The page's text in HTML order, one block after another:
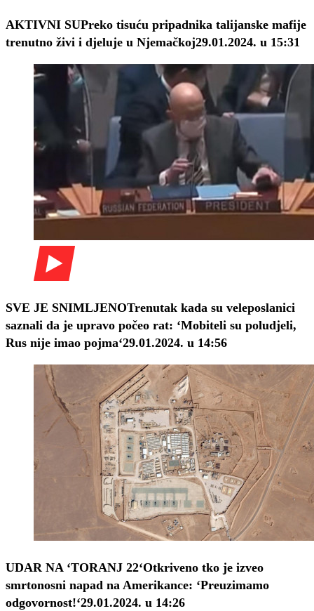
AKTIVNI SUPreko tisuću pripadnika talijanske mafije
trenutno živi i djeluje u Njemačkoj29.01.2024. u 15:31
SVE JE SNIMLJENOTrenutak kada su veleposlanici
saznali da je upravo počeo rat: ‘Mobiteli su poludjeli,
Rus nije imao pojma‘29.01.2024. u 14:56
UDAR NA ‘TORANJ 22‘Otkriveno tko je izveo
smrtonosni napad na Amerikance: ‘Preuzimamo
odgovornost!‘29.01.2024. u 14:26